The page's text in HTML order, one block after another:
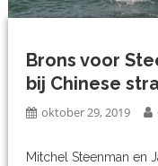
Brons voor
bij Chinese
oktober 29, 2019
Mitchel Steenman en